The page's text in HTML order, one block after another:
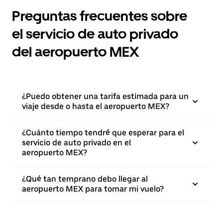
Preguntas frecuentes sobre
el servicio de auto privado
del aeropuerto MEX
¿Puedo obtener una tarifa estimada para un
viaje desde o hasta el aeropuerto MEX?
¿Cuánto tiempo tendré que esperar para el
servicio de auto privado en el
aeropuerto MEX?
¿Qué tan temprano debo llegar al
aeropuerto MEX para tomar mi vuelo?